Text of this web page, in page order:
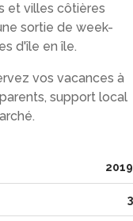
et villes côtières
sortie de week-
d'île en île.
vos vacances à
support local
2019
3